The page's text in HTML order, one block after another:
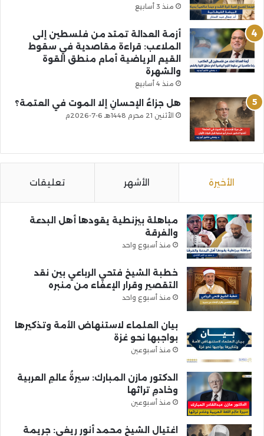
منذ 3 أسابيع
أزمة العدالة تمتد من فلسطين إلى
الملاعب: قراءة مقاصدية في سقوط
القيم الرياضية أمام منطق القوة
والشهرة
منذ 4 أسابيع
هل جزاءُ الإحسانِ إلا الموت في العتمة؟
الأثنين 21 محرم 1448هـ 6-7-2026م
الأخيرة الأشهر تعليقات
مباهلة بيزنطية يقودها أهل البدعة
والفرقة
منذ أسبوع واحد
خطبة الشيخ فتحي الرباعي بين نقد
التقصير وقرار الإعفاء من منبره
منذ أسبوع واحد
بيان العلماء لاستنهاض الأمة وتذكيرها
بواجبها نحو غزة
منذ أسبوعين
الدكتور مازن المبارك: سيرةُ عالمِ العربية
وخادمِ تراثها
منذ أسبوعين
اغتيال الشيخ محمد أنور ريغي: جريمة